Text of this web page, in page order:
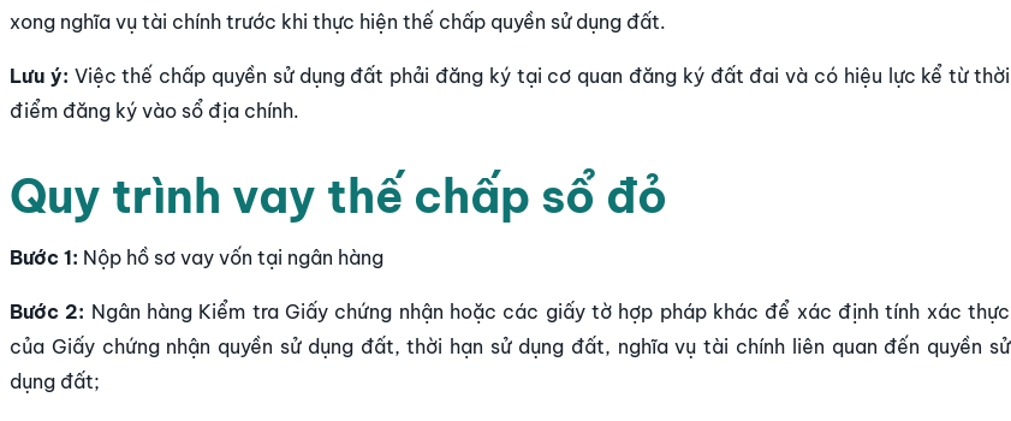
xong nghĩa vụ tài chính trước khi thực hiện thế chấp quyền sử dụng đất.
Lưu ý: Việc thế chấp quyền sử dụng đất phải đăng ký tại cơ quan đăng ký đất đai và có hiệu lực kể từ thời
điểm đăng ký vào sổ địa chính.
Quy trình vay thế chấp sổ đỏ
Bước 1: Nộp hồ sơ vay vốn tại ngân hàng
Bước 2: Ngân hàng Kiểm tra Giấy chứng nhận hoặc các giấy tờ hợp pháp khác để xác định tính xác thực
của Giấy chứng nhận quyền sử dụng đất, thời hạn sử dụng đất, nghĩa vụ tài chính liên quan đến quyền sử
dụng đất;